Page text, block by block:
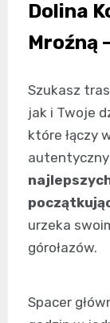
Dolina
Mroźną
Szukasz
jak i Twoje
które łączy
urzeka
górołazów.
Spacer